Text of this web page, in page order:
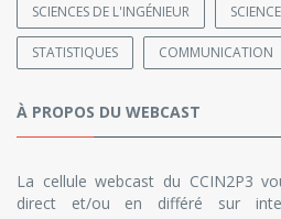
SCIENCES DE L'INGÉNIEUR
STATISTIQUES COMMUNICATION
À PROPOS DU WEBCAST
La cellule webcast du CCIN2P3
direct et/ou en différé sur